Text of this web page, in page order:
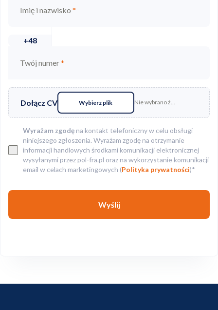
Imię i nazwisko *
+48
Twój numer*
Dołącz CV Wybierz plik Nie wybrano żadnego pliku
Wyrażam zgodęna kontakt telefoniczny w celu obsługi
niniejszego zgłoszenia. Wyrażam zgodę na otrzymanie
informacji handlowych środkami komunikacji elektronicznej
wysyłanymi przez pol-fra.pl oraz na wykorzystanie komunikacji
email w celach marketingowych (Polityka prywatności)*
Wyślij